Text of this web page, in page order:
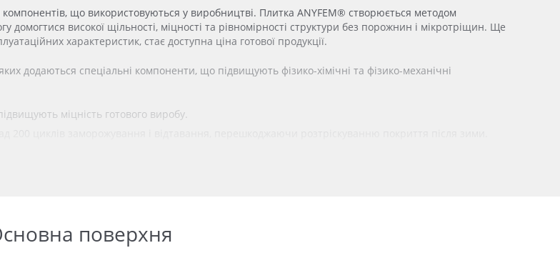
компонентів, що використовуються у виробництві. Плитка ANYFEM® створюється методом
домогтися високої щільності, міцності та рівномірності структури без порожнин і мікротріщин. Ще
характеристик, стає доступна ціна готової продукції.
додаються спеціальні компоненти, що підвищують фізико-хімічні та фізико-механічні
міцність готового виробу.
поверхня